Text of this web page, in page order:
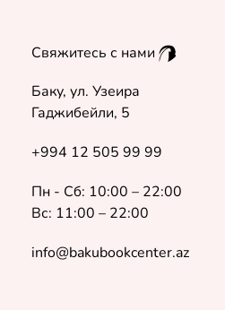
Свяжитесь с нами
Баку, ул. Узеира
Гаджибейли, 5
+994 12 505 99 99
Пн - Сб: 10:00 – 22:00
Вс: 11:00 – 22:00
info@bakubookcenter.az